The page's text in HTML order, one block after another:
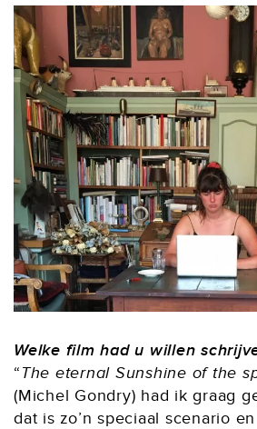
Welke film had u willen
“The eternal Sunshine of the
(Michel Gondry) had ik graag
dat is zo’n speciaal scenario